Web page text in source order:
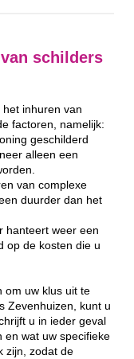
schilders
inhuren van
factoren, namelijk:
geschilderd
alleen een
van complexe
duurder dan het
hanteert weer een
op de kosten die u
om uw klus uit te
Zevenhuizen, kunt u
u in ieder geval
en wat uw specifieke
zijn, zodat de